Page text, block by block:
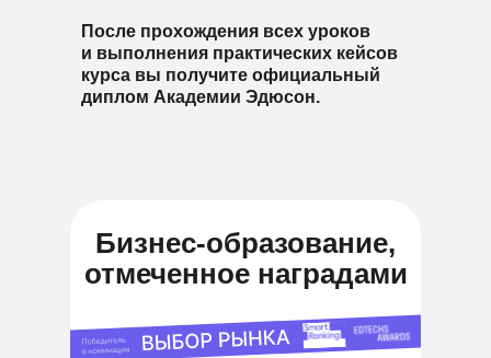
После прохождения всех уроков
и выполнения практических кейсов
курса вы получите официальный
диплом Академии Эдюсон.
Бизнес-образование,
отмеченное наградами